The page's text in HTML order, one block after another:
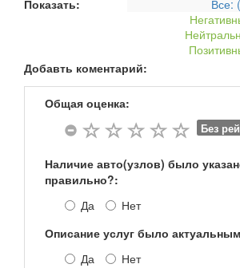
Показать: Все: (
Добавть коментарий:
Общая оценка:
Без
Наличие авто(узлов) было
правильно?:
Да
Нет
Описание услуг было
Да
Нет